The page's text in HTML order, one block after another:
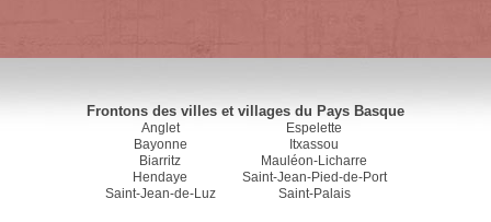
Frontons des villes et villages du Pays Basque
Anglet
Bayonne
Biarritz
Hendaye
Saint-Jean-de-Luz
Espelette
Itxassou
Mauléon-Licharre
Saint-Jean-Pied-de-Port
Saint-Palais